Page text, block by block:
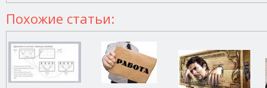
Похожие статьи: